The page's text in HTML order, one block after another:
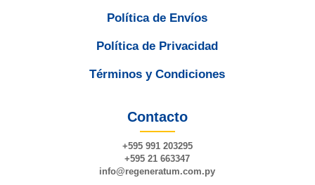
Política de Envíos
Política de Privacidad
Términos y Condiciones
Contacto
+595 991 203295
+595 21 663347
info@regeneratum.com.py